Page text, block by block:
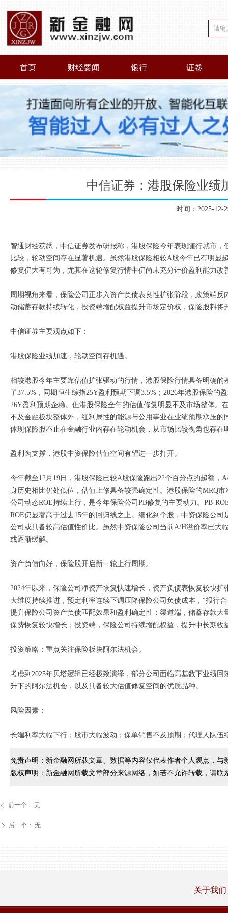
首页 财经要闻 银行 证卷
时间：2025-12-
智通财经获悉，中信证券发布研报称，港股保险今年表现随行就市
比较，轮动空间存在显著机遇。虽然港股保险相较A股今年已有明
修复仍大有可为，尤其在这轮修复行情中仍尚未充分计价盈利能力
周期视角来看，保险公司正步入资产负债表良性扩张阶段，政策端
动储蓄存款持续转化，投资端增配权益提升市场定价权，保险股料将
中信证券主要观点如下：
港股保险业绩加速，轮动空间存机遇。
相较港股今年主要靠估值扩张驱动的行情，港股保险行情具备明确的
了37.5%，同期恒生综指25Y盈利预期下调3.5%；2026年港股保险
26Y盈利预期企稳。但港股保险全年的估值修复明显不及市场整体。
不及金融板块整体外，红利属性的能源与公用事业在业绩预期承压
体现保险股不止在金融行业内存在轮动机会，从市场比较视角也存在
盈利为支撑，港股中资保险估值空间有望进一步打开。
今年截至12月19日，港股保险已较A股保险跑出22个百分点的超额，
身历史相比仍处低位，估值上修具备较强确定性。港股保险的MRQ
公司动态ROE持续上行，是今年保险公司PB修复的主要动力。PB-
ROE仍显著高于过去15年的回归线之上。细化到个股，中资保险公
公司或具备较高估值性价比。虽然中资保险公司当前A/H溢价率已大
或逐渐缓解。
资产负债向好，保险股开启新一轮上行周期。
2024年以来，保险公司净资产恢复快速增长，资产负债表恢复较快
大维度持续推进，预定利率连续下调压降保险公司负债成本，“报行
提升保险公司资产负债匹配效果和盈利确定性；渠道端，储蓄存款
保费恢复较快增长；投资端，保险公司持续增配权益，提升中长期收
投资策略：重点关注保险板块阿尔法机会。
考虑到2025年贝塔逻辑已经极致演绎，部分公司面临高基数下业绩
升下的阿尔法机会，以及具备较大估值修复空间的优质品种。
风险因素：
长端利率大幅下行；股市大幅波动；保单销售不及预期；代理人队伍
中信证券：港股保险业绩
ꄴ 前一个： 无
ꄲ 后一个： 无
免责声明：新金融网所载文章、数据等内容仅代表作者个人观点，
版权声明：新金融网所载文章部分来源网络，如若不允许转载，请联
关于我们